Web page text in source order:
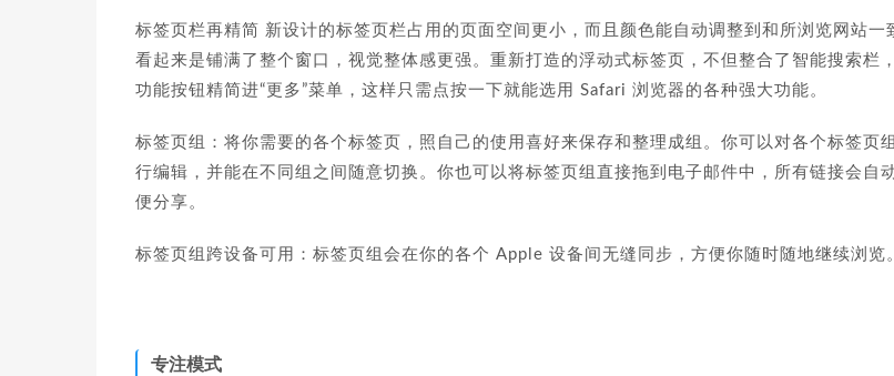
标签页栏再精简 新设计的标签页栏占用的页面空间更小，而且颜色能自动调整到和所浏览网站一
看起来是铺满了整个窗口，视觉整体感更强。重新打造的浮动式标签页，不但整合了智能搜索栏
功能按钮精简进“更多”菜单，这样只需点按一下就能选用 Safari 浏览器的各种强大功能。
标签页组：将你需要的各个标签页，照自己的使用喜好来保存和整理成组。你可以对各个标签页
行编辑，并能在不同组之间随意切换。你也可以将标签页组直接拖到电子邮件中，所有链接会自
便分享。
标签页组跨设备可用：标签页组会在你的各个 Apple 设备间无缝同步，方便你随时随地继续浏览
专注模式